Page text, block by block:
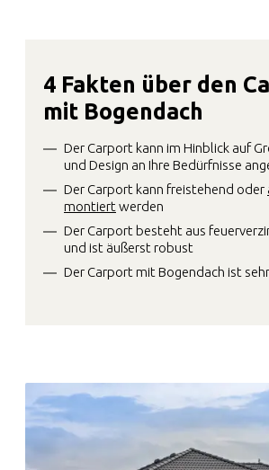
4 Fakten über den
mit Bogendach
Der Carport kann im Hinblick auf
und Design an Ihre Bedürfnisse
Der Carport kann freistehend oder
montiert werden
Der Carport besteht aus
und ist äußerst robust
Der Carport mit Bogendach ist